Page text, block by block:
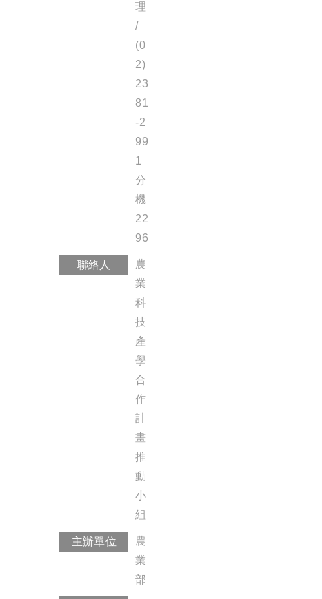
理
/
(0
2)
23
81
-2
99
1
分
機
22
96
聯絡人
農
業
科
技
產
學
合
作
計
畫
推
動
小
組
主辦單位
農
業
部